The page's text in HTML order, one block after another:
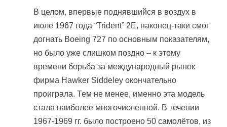
В целом, впервые поднявшийся в воздух в
июле 1967 года “Trident” 2E, наконец-таки смог
догнать Boeing 727 по основным показателям,
но было уже слишком поздно – к этому
времени борьба за международный рынок
фирма Hawker Siddeley окончательно
проиграла. Тем не менее, именно эта модель
стала наиболее многочисленной. В течении
1967-1969 гг. было построено 50 самолётов, из